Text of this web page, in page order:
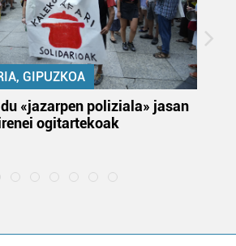
GIPUZKOA
«jazarpen poliziala» jasan
ogitartekoak